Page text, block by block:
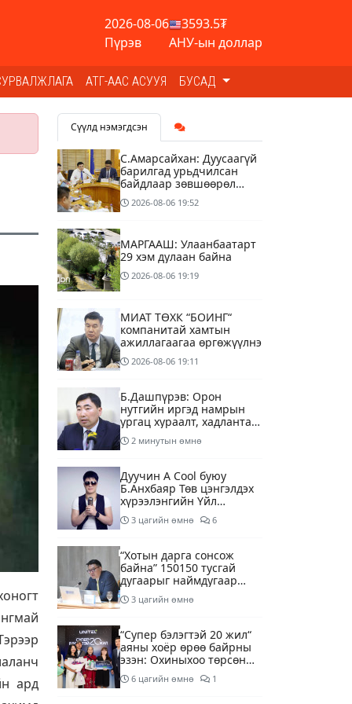
2026-08-06
Пүрэв
3593.5₮
АНУ-ын доллар
АТГ-ААС АСУУЯ БУСАД
ард
Сүүлд нэмэгдсэн
С.Амарсайхан: Дуусаагүй
барилгад урьдчилсан
байдлаар зөвшөөрөл
гэрчилгээ олгохгүй
байхаар зохион
2026-08-06 19:52
МАРГААШ: Улаанбаатарт
29 хэм дулаан байна
2026-08-06 19:19
МИАТ ТӨХК “БОИНГ“
компанитай хамтын
ажиллагаагаа өргөжүүлнэ
2026-08-06 19:11
Б.Дашпүрэв: Орон
нутгийн иргэд намрын
ургац хураалт, хадлантай
холбоотой ШТС-уудаар
зөөврийн саваар
2 минутын өмнө
Дуучин A Cool буюу
Б.Анхбаяр Төв цэнгэлдэх
хүрээлэнгийн Үйл
ажиллагаа, олон нийтийн
тоглолт хариуцсан
3 цагийн өмнө 6
“Хотын дарга сонсож
байна” 150150 тусгай
дугаарыг наймдугаар
сарын 14-нөөс
ажиллуулж эхэлнэ
3 цагийн өмнө
“Супер бэлэгтэй 20 жил“
аяны хоёр өрөө байрны
эзэн: Охиныхоо төрсөн
өдрөөр байртай болно
гэдэг хамгийн том аз
6 цагийн өмнө 1